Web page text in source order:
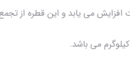
می یابد و این قطره از